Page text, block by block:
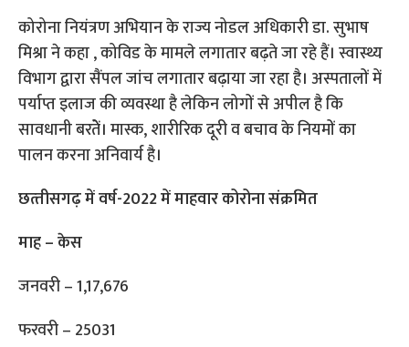
कोरोना नियंत्रण अभियान के राज्य नोडल अधिकारी डा. सुभाष
मिश्रा ने कहा , कोविड के मामले लगातार बढ़ते जा रहे हैं। स्वास्थ्य
विभाग द्वारा सैंपल जांच लगातार बढ़ाया जा रहा है। अस्पतालों में
पर्याप्त इलाज की व्यवस्था है लेकिन लोगों से अपील है कि
सावधानी बरतेें। मास्क, शारीरिक दूरी व बचाव के नियमों का
पालन करना अनिवार्य है।
छत्‍तीसगढ़ में वर्ष-2022 में माहवार कोरोना संक्रमित
माह – केस
जनवरी – 1,17,676
फरवरी – 25031